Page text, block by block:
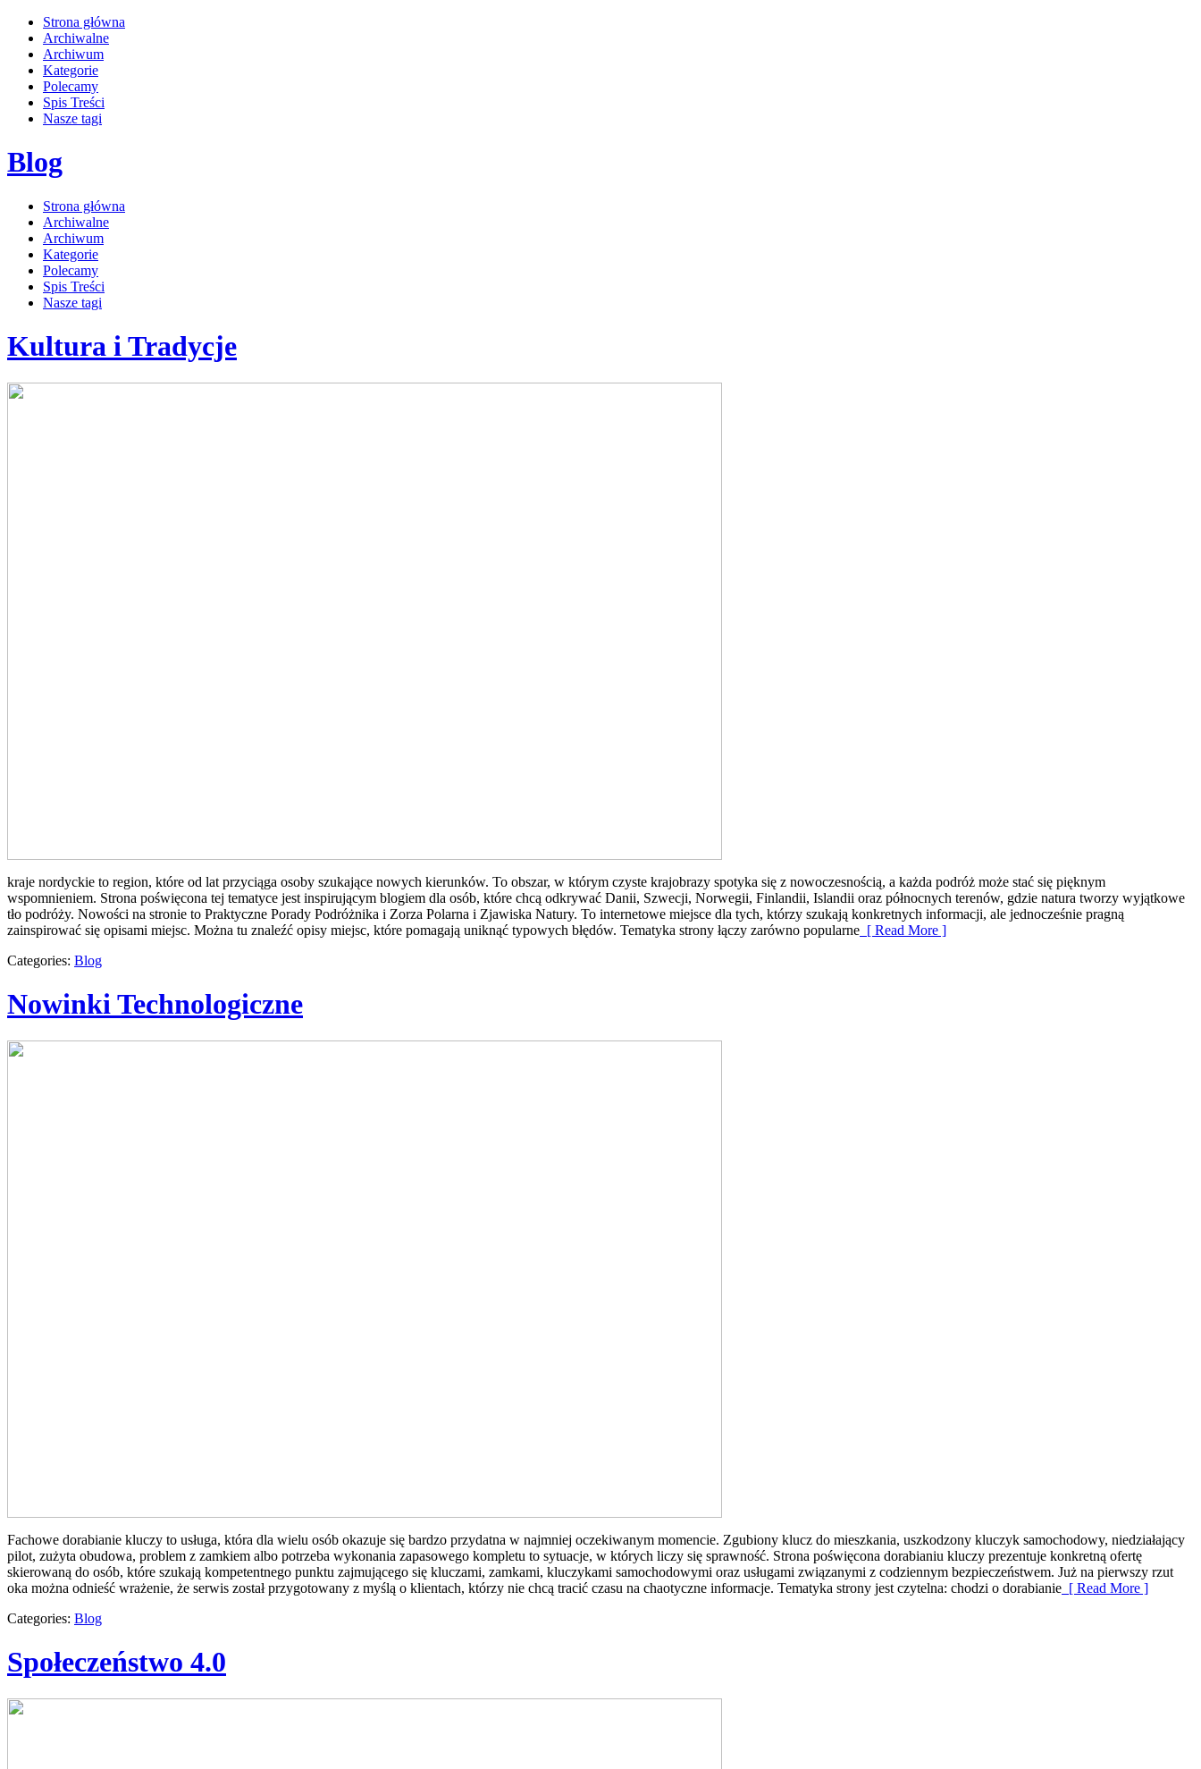
Strona główna
Archiwalne
Archiwum
Kategorie
Polecamy
Spis Treści
Nasze tagi
Blog
Strona główna
Archiwalne
Archiwum
Kategorie
Polecamy
Spis Treści
Nasze tagi
Kultura i Tradycje
kraje nordyckie to region, które od lat przyciąga osoby szukające nowych kierunków. To obszar, w którym czyste krajobrazy spotyka się z nowoczesnością, a każda podróż może stać się pięknym
wspomnieniem. Strona poświęcona tej tematyce jest inspirującym blogiem dla osób, które chcą odkrywać Danii, Szwecji, Norwegii, Finlandii, Islandii oraz północnych terenów, gdzie natura tworzy wyjątkowe
tło podróży. Nowości na stronie to Praktyczne Porady Podróżnika i Zorza Polarna i Zjawiska Natury. To internetowe miejsce dla tych, którzy szukają konkretnych informacji, ale jednocześnie pragną
zainspirować się opisami miejsc. Można tu znaleźć opisy miejsc, które pomagają uniknąć typowych błędów. Tematyka strony łączy zarówno popularne [ Read More ]
Categories: Blog
Nowinki Technologiczne
Fachowe dorabianie kluczy to usługa, która dla wielu osób okazuje się bardzo przydatna w najmniej oczekiwanym momencie. Zgubiony klucz do mieszkania, uszkodzony kluczyk samochodowy, niedziałający
pilot, zużyta obudowa, problem z zamkiem albo potrzeba wykonania zapasowego kompletu to sytuacje, w których liczy się sprawność. Strona poświęcona dorabianiu kluczy prezentuje konkretną ofertę
skierowaną do osób, które szukają kompetentnego punktu zajmującego się kluczami, zamkami, kluczykami samochodowymi oraz usługami związanymi z codziennym bezpieczeństwem. Już na pierwszy rzut
oka można odnieść wrażenie, że serwis został przygotowany z myślą o klientach, którzy nie chcą tracić czasu na chaotyczne informacje. Tematyka strony jest czytelna: chodzi o dorabianie [ Read More ]
Categories: Blog
Społeczeństwo 4.0